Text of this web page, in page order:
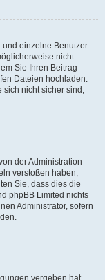
und einzelne Benutzer
nicht
Sie Ihren Beitrag
Dateien hochladen.
sich nicht sicher sind,
der Administration
verstoßen haben,
Sie, dass dies die
phpBB Limited nichts
Administrator, sofern
vergeben hat,